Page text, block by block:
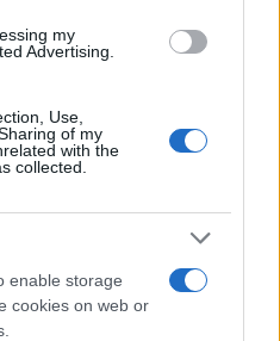
my
Advertising.
Use,
of my
with the
collected.
enable storage
cookies on web or
ultime news